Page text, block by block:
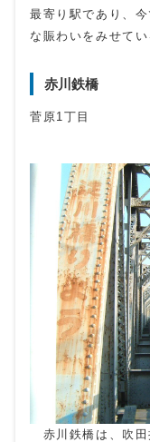
最寄り駅であり、
な賑わいをみせてい
赤川鉄橋
菅原1丁目
赤川鉄橋は、吹田